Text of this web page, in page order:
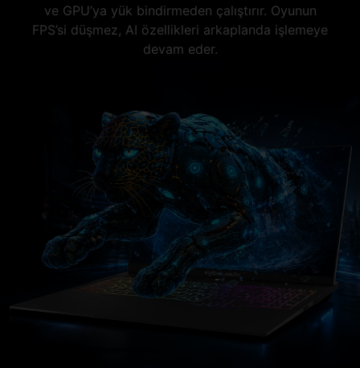
ve GPU’ya yük bindirmeden çalıştırır. Oyunun
FPS’si düşmez, AI özellikleri arkaplanda işlemeye
devam eder.